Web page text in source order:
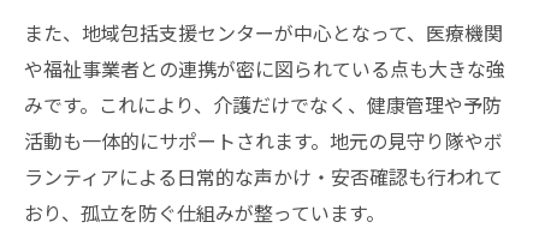
高齢者介護サービス導入で得られる安心と
は
介護保険を活用した高齢者介護サービスの
工夫
地域力を生かした寒川駅周辺の介護支援案内
また、地域包括支援センターが中心となって、医療機関
や福祉事業者との連携が密に図られている点も大きな強
みです。これにより、介護だけでなく、健康管理や予防
活動も一体的にサポートされます。地元の見守り隊やボ
ランティアによる日常的な声かけ・安否確認も行われて
おり、孤立を防ぐ仕組みが整っています。